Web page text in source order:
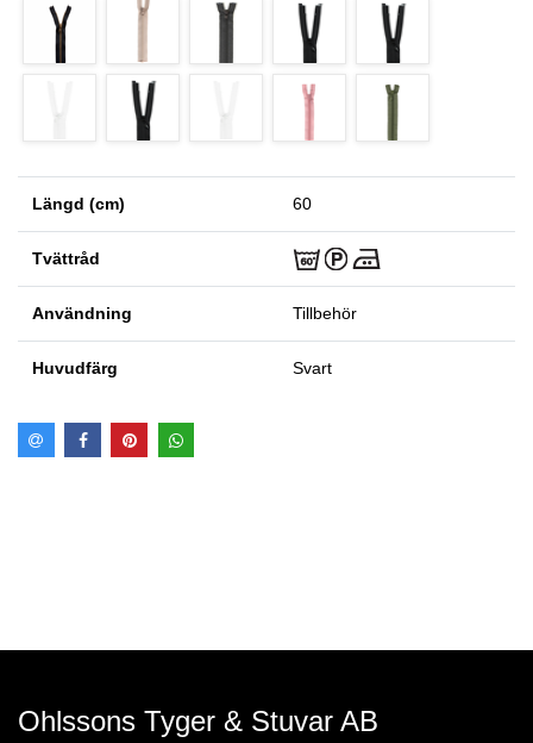
Längd (cm) 60
Tvättråd
Användning Tillbehör
Huvudfärg Svart
Ohlssons Tyger & Stuvar AB